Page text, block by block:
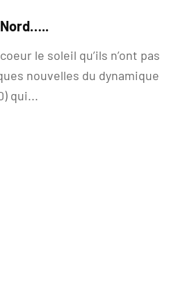
le soleil qu’ils n’ont pas
nouvelles du dynamique
qui...